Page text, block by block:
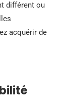
différent ou
acquérir de